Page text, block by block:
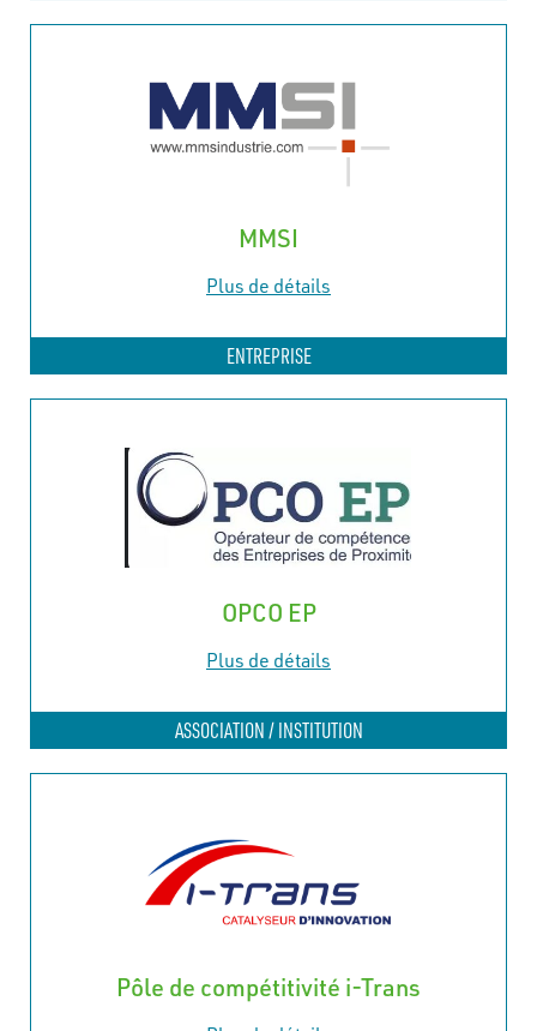
MMSI
Plus de détails
ENTREPRISE
OPCO EP
Plus de détails
ASSOCIATION / INSTITUTION
Pôle de compétitivité i-Trans